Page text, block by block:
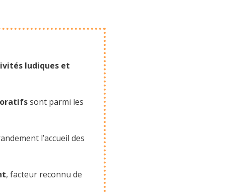
ludiques et
sont parmi les
l’accueil des
, facteur reconnu de